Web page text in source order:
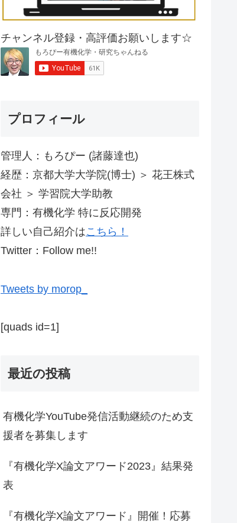
チャンネル登録・高評価お願いします☆
プロフィール
管理人：もろぴー (諸藤達也)
経歴：京都大学大学院(博士) ＞ 花王株式
会社 ＞ 学習院大学助教
専門：有機化学 特に反応開発
詳しい自己紹介はこちら！
Twitter：Follow me!!
Tweets by morop_
[quads id=1]
最近の投稿
有機化学YouTube発信活動継続のため支
援者を募集します
『有機化学X論文アワード2023』結果発
表
『有機化学X論文アワード』開催！応募